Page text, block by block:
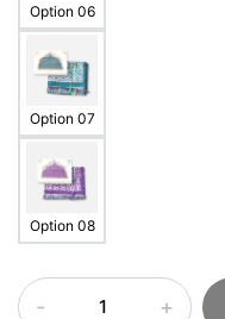
Option 06
Option 07
Option 08
quantité